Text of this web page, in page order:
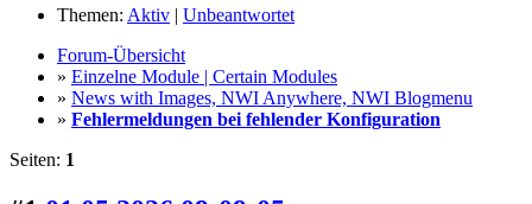
Themen: Aktiv | Unbeantwortet
Forum-Übersicht
» Einzelne Module | Certain Modules
» News with Images, NWI Anywhere, NWI Blogmenu
» Fehlermeldungen bei fehlender Konfiguration
Seiten: 1